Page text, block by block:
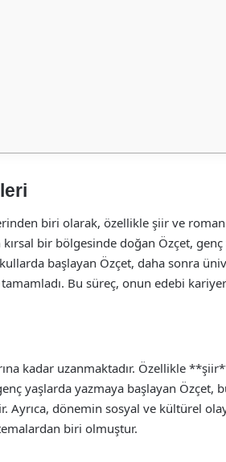
biri olarak, özellikle şiir ve
kırsal bir bölgesinde doğan Özçet,
başlayan Özçet, daha sonra
Bu süreç, onun edebi
kadar uzanmaktadır. Özellikle
yaşlarda yazmaya başlayan Özçet,
Ayrıca, dönemin sosyal ve kültürel
biri olmuştur.